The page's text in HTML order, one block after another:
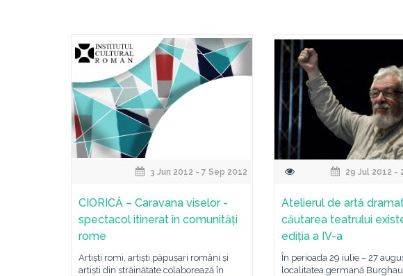
3 Jun 2012 - 7 Sep 2012
CIORICĂ – Caravana viselor -
spectacol itinerat în comunități
rome
Artiști romi, artiști păpușari români și
artiști din străinătate colaborează în
29 Jul 2012 -
Atelierul de artă
căutarea teatrului
ediția a IV-a
În perioada 29 iulie – 27
localitatea germană